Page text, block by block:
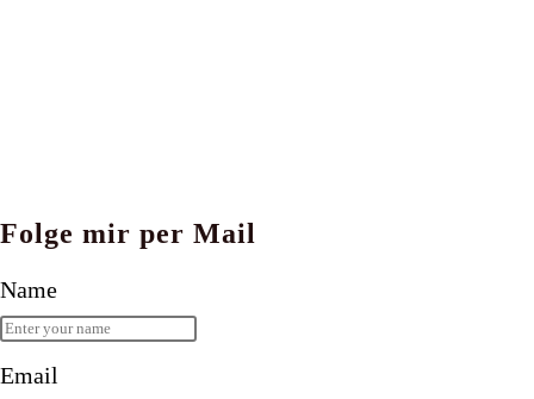
Folge mir per Mail
Name
Email